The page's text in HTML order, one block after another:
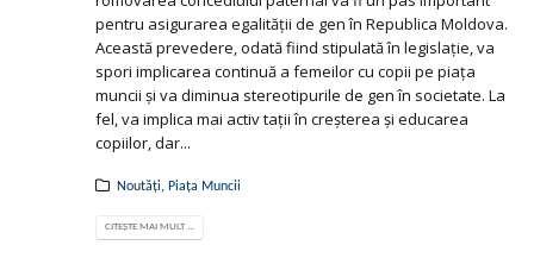
pentru asigurarea egalităţii de gen în Republica Moldova.
Această prevedere, odată fiind stipulată în legislaţie, va
spori implicarea continuă a femeilor cu copii pe piaţa
muncii şi va diminua stereotipurile de gen în societate. La
fel, va implica mai activ taţii în creşterea şi educarea
copiilor, dar...
Noutăți, Piața Muncii
CITEȘTE MAI MULT ...